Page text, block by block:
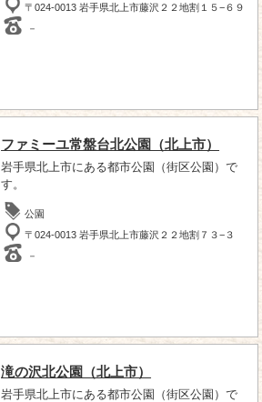
〒024-0013 岩手県北上市藤沢２２地割１５−６９
－
ファミーユ常盤台北公園（北上市）
岩手県北上市にある都市公園（街区公園）で
す。
公園
〒024-0013 岩手県北上市藤沢２２地割７３−３
－
滝の沢北公園（北上市）
岩手県北上市にある都市公園（街区公園）で